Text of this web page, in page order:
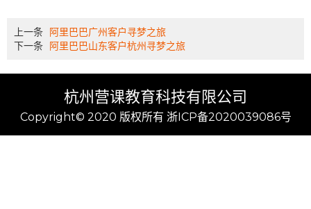
上一条 阿里巴巴广州客户寻梦之旅
下一条 阿里巴巴山东客户杭州寻梦之旅
杭州营课教育科技有限公司
Copyright© 2020 版权所有 浙ICP备2020039086号